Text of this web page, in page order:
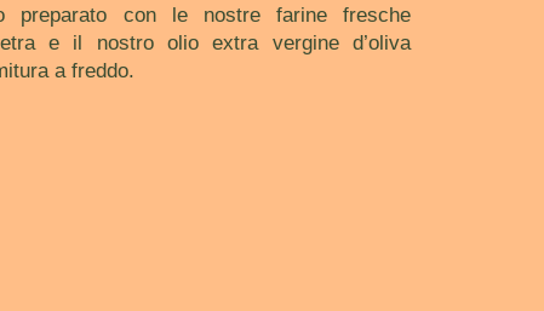
preparato con le nostre farine fresche
e il nostro olio extra vergine d’oliva
a freddo.